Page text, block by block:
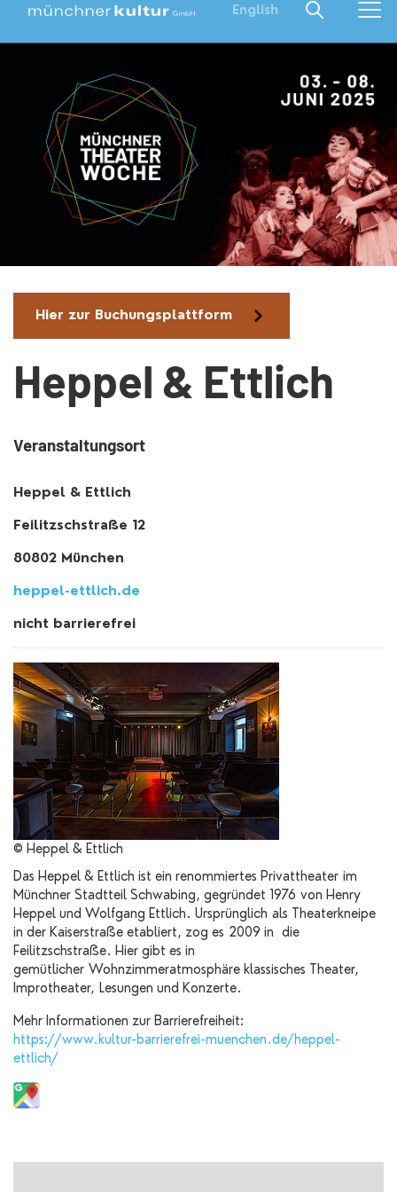
English
Hier zur Buchungsplattform
Heppel & Ettlich
Veranstaltungsort
Heppel & Ettlich
Feilitzschstraße 12
80802 München
heppel-ettlich.de
nicht barrierefrei
© Heppel & Ettlich
Das Heppel & Ettlich ist ein renommiertes Privattheater im
Münchner Stadtteil Schwabing, gegründet 1976 von Henry
Heppel und Wolfgang Ettlich. Ursprünglich als Theaterkneipe
in der Kaiserstraße etabliert, zog es 2009 in die
Feilitzschstraße. Hier gibt es in
gemütlicher Wohnzimmeratmosphäre klassisches Theater,
Improtheater, Lesungen und Konzerte.
Mehr Informationen zur Barrierefreiheit:
https://www.kultur-barrierefrei-muenchen.de/heppel-
ettlich/